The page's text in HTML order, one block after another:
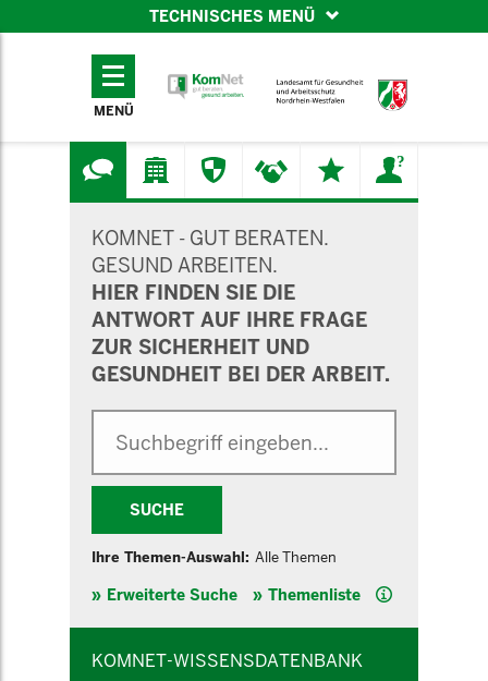
TECHNISCHES MENÜ
TECHNISCHES
MENÜ
KOMNET - GUT BERATEN.
GESUND ARBEITEN.
HIER FINDEN SIE DIE
ANTWORT AUF IHRE FRAGE
ZUR SICHERHEIT UND
GESUNDHEIT BEI DER ARBEIT.
SUCHE
Ihre Themen-Auswahl: Alle Themen
Erweiterte Suche Themenliste Hilfe
KOMNET-WISSENSDATENBANK